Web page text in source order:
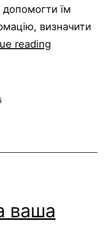
допомогти їм
визначити
reading
ваша